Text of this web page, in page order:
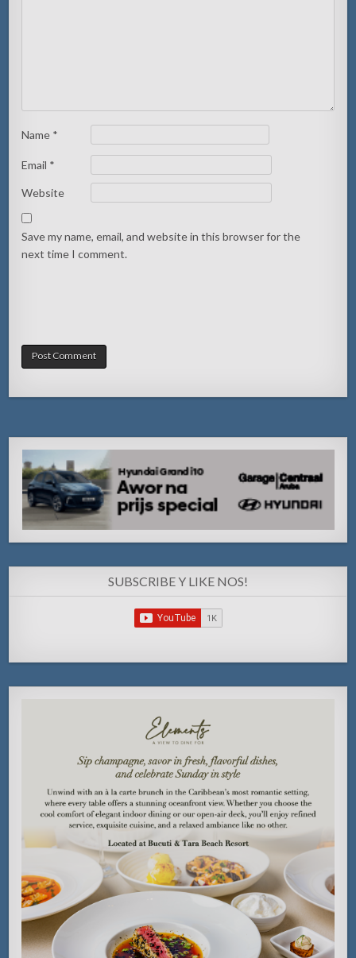
Name *
Email *
Website
Save my name, email, and website in this browser for the
next time I comment.
SUBSCRIBE Y LIKE NOS!